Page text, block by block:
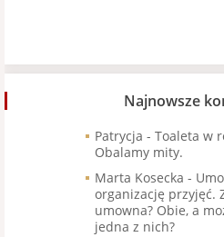
Najnowsze
Patrycja - Toaleta w
Obalamy mity.
Marta Kosecka -
organizację przyjęć.
umowna? Obie, a
jedna z nich?